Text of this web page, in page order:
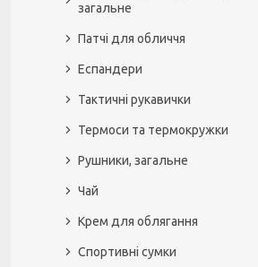
загальне
Патчі для обличчя
Еспандери
Тактичні рукавички
Термоси та термокружки
Рушники, загальне
Чай
Крем для облягання
Спортивні сумки